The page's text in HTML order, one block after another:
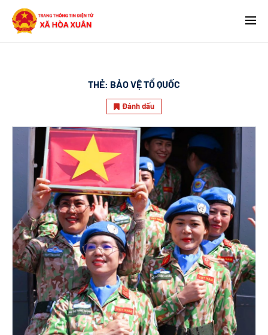
THẺ: BẢO VỆ TỔ QUỐC
Đánh dấu